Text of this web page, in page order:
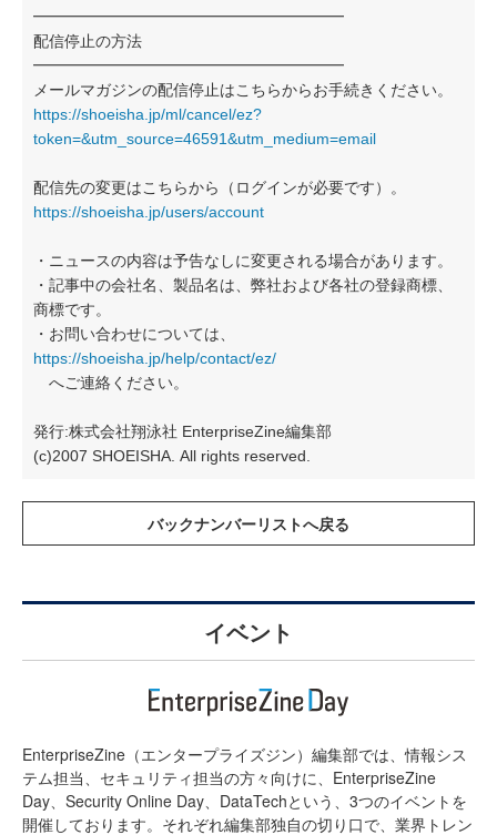
━━━━━━━━━━━━━━━━━━━━
配信停止の方法
━━━━━━━━━━━━━━━━━━━━
メールマガジンの配信停止はこちらからお手続きください。
https://shoeisha.jp/ml/cancel/ez?
token=&utm_source=46591&utm_medium=email
配信先の変更はこちらから（ログインが必要です）。
https://shoeisha.jp/users/account
・ニュースの内容は予告なしに変更される場合があります。
・記事中の会社名、製品名は、弊社および各社の登録商標、
商標です。
・お問い合わせについては、
https://shoeisha.jp/help/contact/ez/
へご連絡ください。
発行:株式会社翔泳社 EnterpriseZine編集部
(c)2007 SHOEISHA. All rights reserved.
イベント
EnterpriseZine（エンタープライズジン）編集部では、情報シス
テム担当、セキュリティ担当の方々向けに、EnterpriseZine
Day、Security Online Day、DataTechという、3つのイベントを
開催しております。それぞれ編集部独自の切り口で、業界トレン